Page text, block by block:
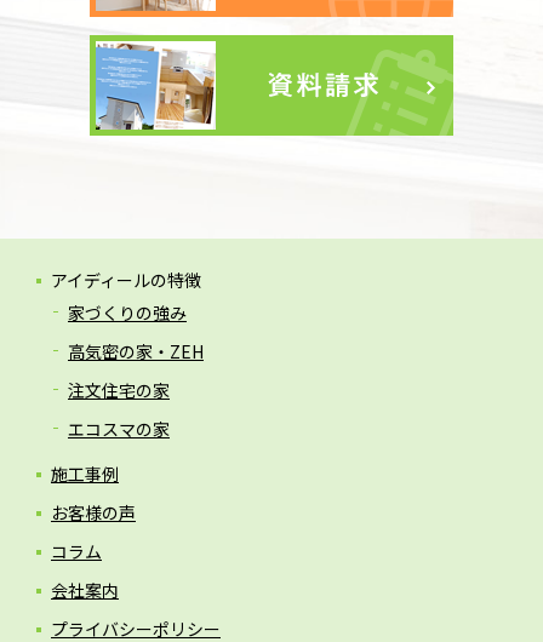
アイディールの特徴
家づくりの強み
高気密の家・ZEH
注文住宅の家
エコスマの家
施工事例
お客様の声
コラム
会社案内
プライバシーポリシー